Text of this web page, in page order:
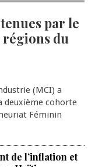
par le
du
(MCI) a
deuxième cohorte
Féminin
de l’inflation et